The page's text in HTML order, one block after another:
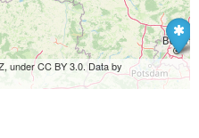
under CC BY 3.0. Data by